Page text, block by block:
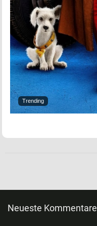
Trending
Neueste Kommentare